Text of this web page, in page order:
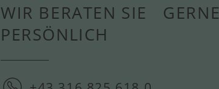
WIR BERATEN SIE GERNE
PERSÖNLICH